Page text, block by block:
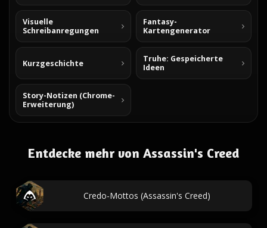
Visuelle
Schreibanregungen
Fantasy-
Kartengenerator
Kurzgeschichte
Truhe: Gespeicherte
Ideen
Story-Notizen (Chrome-
Erweiterung)
Entdecke mehr von Assassin's Creed
Credo-Mottos (Assassin's Creed)